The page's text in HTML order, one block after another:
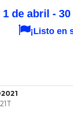
1 de abril -
¡Listo en